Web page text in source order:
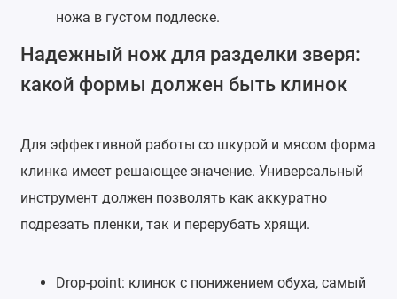
ножа в густом подлеске.
Надежный нож для разделки зверя:
какой формы должен быть клинок
Для эффективной работы со шкурой и мясом форма
клинка имеет решающее значение. Универсальный
инструмент должен позволять как аккуратно
подрезать пленки, так и перерубать хрящи.
Drop-point: клинок с понижением обуха, самый